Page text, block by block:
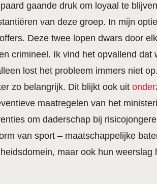
gaande druk om loyaal te
van deze groep. In mijn
Deze twee lopen dwars door
crimineel. Ik vind het opvallend
lost het probleem immers niet
zo belangrijk. Dit blijkt ook uit
maatregelen van het
om daderschap bij
van sport – maatschappelijke
maar ook hun